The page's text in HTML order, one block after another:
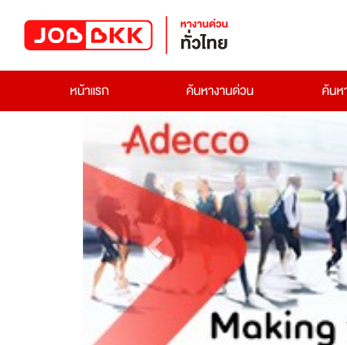
หน้าแรก
ค้นหางานด่วน ค้นห
Previous